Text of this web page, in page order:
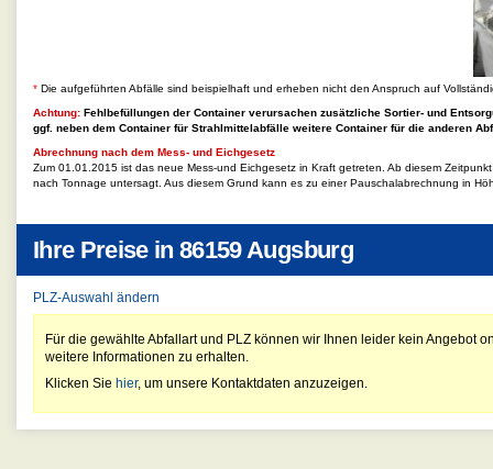
* Die aufgeführten Abfälle sind beispielhaft und erheben nicht den Anspruch auf
Achtung: Fehlbefüllungen der Container verursachen zusätzliche Sortier- und
ggf. neben dem Container für Strahlmittelabfälle weitere Container für die anderen
Abrechnung nach dem Mess- und Eichgesetz
Zum 01.01.2015 ist das neue Mess-und Eichgesetz in Kraft getreten. Ab diesem
nach Tonnage untersagt. Aus diesem Grund kann es zu einer Pauschalabrechnung in
Ihre Preise in86159 Augsburg
PLZ-Auswahl ändern
Für die gewählte Abfallart und PLZ können wir Ihnen leider kein Angebot
weitere Informationen zu erhalten.
Klicken Sie hier, um unsere Kontaktdaten anzuzeigen.